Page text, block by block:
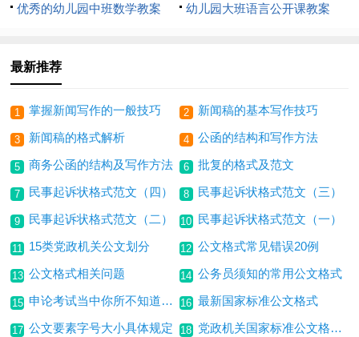
丽的花》包含反思
《乘船游览》包括反思
优秀的幼儿园中班数学教案
幼儿园大班语言公开课教案
最新推荐
1 掌握新闻写作的一般技巧 2 新闻稿的基本写作技巧
3 新闻稿的格式解析 4 公函的结构和写作方法
5 商务公函的结构及写作方法 6 批复的格式及范文
7 民事起诉状格式范文（四） 8 民事起诉状格式范文（三）
9 民事起诉状格式范文（二） 10 民事起诉状格式范文（一）
11 15类党政机关公文划分 12 公文格式常见错误20例
13 公文格式相关问题 14 公务员须知的常用公文格式
15 申论考试当中你所不知道的公文格式？ 16 最新国家标准公文格式
17 公文要素字号大小具体规定 18 党政机关国家标准公文格式（三）